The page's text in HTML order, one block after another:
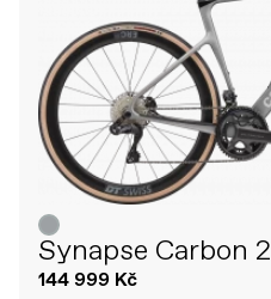
Synapse Carbon 2
144 999 Kč